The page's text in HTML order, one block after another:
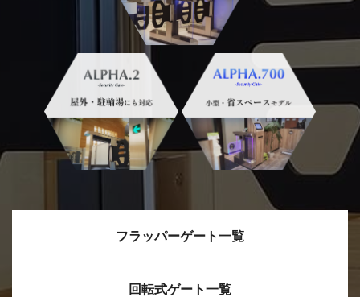
一部製品の統合及び販売終了のお知
らせ
詳細PDF
2024/10/11
ゲートブラックバージョンを新発
売！
2024/09/12
天然温泉リラックスパーク テルメ金
沢 様に「ＷＩＮＧ. １」が導入されま
した！
箱根ユネッサン様にＷＩＮＧ－Ｘ
（ＷＩＮＧ双方向仕様)が追加納入さ
れました！
向仕様）を新発売しました！
フラッパーゲート一覧
回転式ゲート一覧